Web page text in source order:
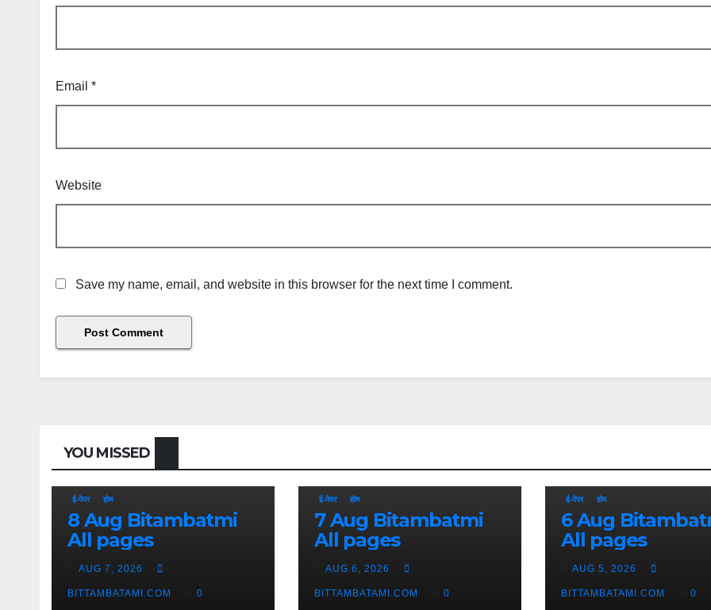
Email *
Website
Save my name, email, and website in this browser for the next time I comment.
YOU MISSED
ई-पेपर होम
8 Aug Bitambatmi
All pages
AUG 7, 2026
BITTAMBATAMI.COM 0
ई-पेपर होम
7 Aug Bitambatmi
All pages
AUG 6, 2026
BITTAMBATAMI.COM 0
ई-पेपर होम
6 Aug Bitambatmi
All pages
AUG 5, 2026
BITTAMBATAMI.COM 0